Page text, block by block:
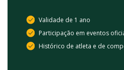
Validade de 1 ano
Participação em eventos
Histórico de atleta e de